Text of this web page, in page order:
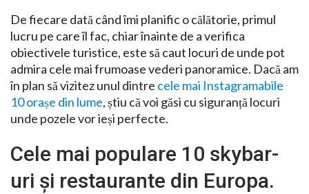
De fiecare dată când îmi planific o călătorie, primul
lucru pe care îl fac, chiar înainte de a verifica
obiectivele turistice, este să caut locuri de unde pot
admira cele mai frumoase vederi panoramice. Dacă am
în plan să vizitez unul dintre cele mai Instagramabile
10 orașe din lume, știu că voi găsi cu siguranță locuri
unde pozele vor ieși perfecte.
Cele mai populare 10 skybar-
uri și restaurante din Europa.